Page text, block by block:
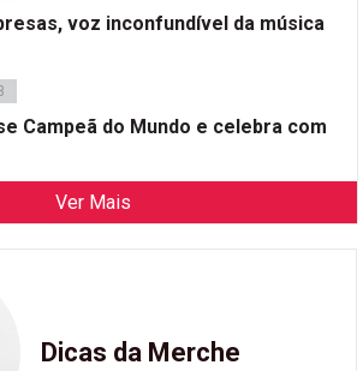
voz inconfundível da música
Campeã do Mundo e celebra com
Ver Mais
Dicas da Merche